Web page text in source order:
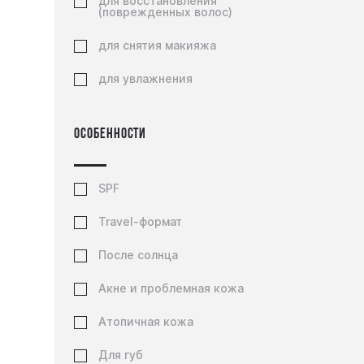
Скраб
Спонж
Спрей
Тинт
(поврежденных волос)
для снятия макияжа
для увлажнения
Особенности
SPF
Travel-формат
После солнца
Акне и проблемная кожа
Атопичная кожа
Для губ